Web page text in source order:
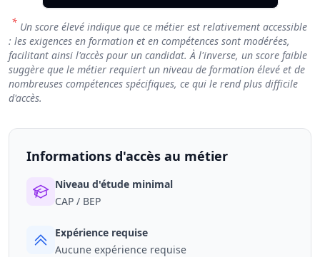
* Un score élevé indique que ce métier est relativement accessible
: les exigences en formation et en compétences sont modérées,
facilitant ainsi l'accès pour un candidat. À l'inverse, un score faible
suggère que le métier requiert un niveau de formation élevé et de
nombreuses compétences spécifiques, ce qui le rend plus difficile
d'accès.
Informations d'accès au métier
Niveau d'étude minimal
CAP / BEP
Expérience requise
Aucune expérience requise